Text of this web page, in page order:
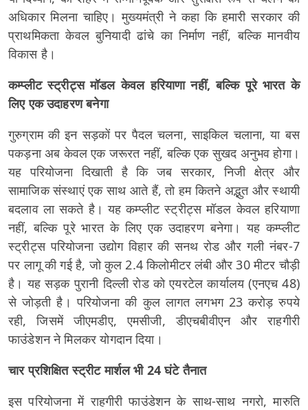
अधिकार मिलना चाहिए। मुख्यमंत्री ने कहा कि हमारी सरकार की
प्राथमिकता केवल बुनियादी ढांचे का निर्माण नहीं, बल्कि मानवीय
विकास है।
कम्प्लीट स्ट्रीट्स मॉडल केवल हरियाणा नहीं, बल्कि पूरे भारत के
लिए एक उदाहरण बनेगा
गुरुग्राम की इन सड़कों पर पैदल चलना, साइकिल चलाना, या बस
पकड़ना अब केवल एक जरूरत नहीं, बल्कि एक सुखद अनुभव होगा।
यह परियोजना दिखाती है कि जब सरकार, निजी क्षेत्र और
सामाजिक संस्थाएं एक साथ आते हैं, तो हम कितने अद्भुत और स्थायी
बदलाव ला सकते है। यह कम्प्लीट स्ट्रीट्स मॉडल केवल हरियाणा
नहीं, बल्कि पूरे भारत के लिए एक उदाहरण बनेगा। यह कम्प्लीट
स्ट्रीट्स परियोजना उद्योग विहार की सनथ रोड और गली नंबर-7
पर लागू की गई है, जो कुल 2.4 किलोमीटर लंबी और 30 मीटर चौड़ी
है। यह सड़क पुरानी दिल्ली रोड को एयरटेल कार्यालय (एनएच 48)
से जोड़ती है। परियोजना की कुल लागत लगभग 23 करोड़ रुपये
रही, जिसमें जीएमडीए, एमसीजी, डीएचबीवीएन और राहगीरी
फाउंडेशन ने मिलकर योगदान दिया।
चार प्रशिक्षित स्ट्रीट मार्शल भी 24 घंटे तैनात
इस परियोजना में राहगीरी फाउंडेशन के साथ-साथ नगरो, मारुति